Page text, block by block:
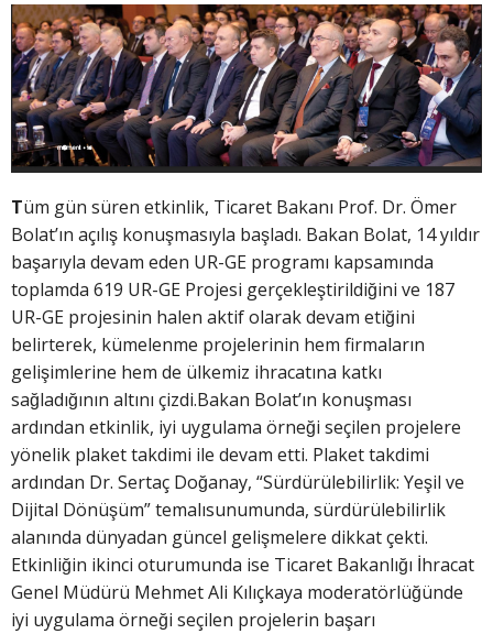
Tüm gün süren etkinlik, Ticaret Bakanı Prof. Dr. Ömer
Bolat’ın açılış konuşmasıyla başladı. Bakan Bolat, 14 yıldır
başarıyla devam eden UR-GE programı kapsamında
toplamda 619 UR-GE Projesi gerçekleştirildiğini ve 187
UR-GE projesinin halen aktif olarak devam etiğini
belirterek, kümelenme projelerinin hem firmaların
gelişimlerine hem de ülkemiz ihracatına katkı
sağladığının altını çizdi.Bakan Bolat’ın konuşması
ardından etkinlik, iyi uygulama örneği seçilen projelere
yönelik plaket takdimi ile devam etti. Plaket takdimi
ardından Dr. Sertaç Doğanay, “Sürdürülebilirlik: Yeşil ve
Dijital Dönüşüm” temalısunumunda, sürdürülebilirlik
alanında dünyadan güncel gelişmelere dikkat çekti.
Etkinliğin ikinci oturumunda ise Ticaret Bakanlığı İhracat
Genel Müdürü Mehmet Ali Kılıçkaya moderatörlüğünde
iyi uygulama örneği seçilen projelerin başarı